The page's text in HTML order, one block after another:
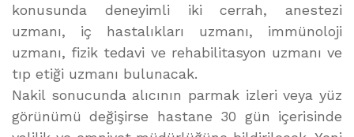
konusunda deneyimli iki cerrah, anestezi
uzmanı, iç hastalıkları uzmanı, immünoloji
uzmanı, fizik tedavi ve rehabilitasyon uzmanı ve
tıp etiği uzmanı bulunacak.
Nakil sonucunda alıcının parmak izleri veya yüz
görünümü değişirse hastane 30 gün içerisinde